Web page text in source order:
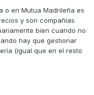
o en Mutua Madrileña es
y son compañías
bien cuando no
hay que gestionar
(igual que en el resto